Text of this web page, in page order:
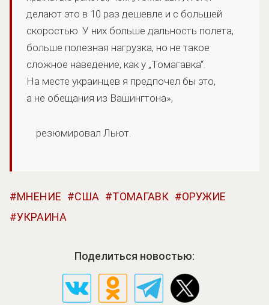
делают это в 10 раз дешевле и с большей
скоростью. У них больше дальность полета,
больше полезная нагрузка, но не такое
сложное наведение, как у „Томагавка“.
На месте украинцев я предпочел бы это,
а не обещания из Вашингтона»,
резюмировал Льют.
МНЕНИЕ США ТОМАГАВК
ОРУЖИЕ
УКРАИНА
Поделиться новостью: